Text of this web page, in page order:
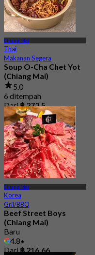
Chiang Mai
Thai
Makanan Segera
Soup O-Cha Chet Yot
(Chiang Mai)
5.0
6 ditempah
Dari฿ 272.5
Chiang Mai
Korea
Gril/BBQ
Beef Street Boys
(Chiang Mai)
Baru
4.8
Dari ฿ 216.66